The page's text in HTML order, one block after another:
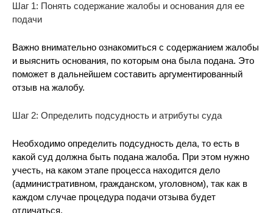
Шаг 1: Понять содержание жалобы и основания для ее
подачи
Важно внимательно ознакомиться с содержанием жалобы
и выяснить основания, по которым она была подана. Это
поможет в дальнейшем составить аргументированный
отзыв на жалобу.
Шаг 2: Определить подсудность и атрибуты суда
Необходимо определить подсудность дела, то есть в
какой суд должна быть подана жалоба. При этом нужно
учесть, на каком этапе процесса находится дело
(административном, гражданском, уголовном), так как в
каждом случае процедура подачи отзыва будет
отличаться.